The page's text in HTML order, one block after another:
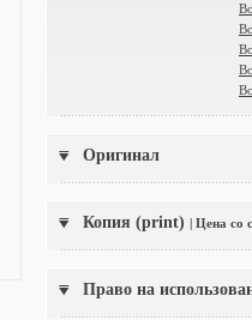
Оригинал
Копия (print) | Цена со
Право на